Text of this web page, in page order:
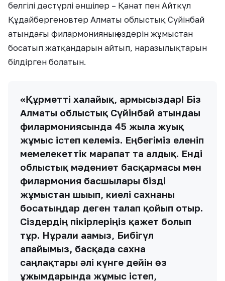
белгілі дәстүрлі әншілер – Қанат пен Айткүл
Құдайбергеновтер Алматы облыстық Сүйінбай
атындағы филармонияның өздерін жұмыстан
босатып жатқандарын айтып, наразылықтарын
білдірген болатын.
«Құрметті халайық, армысыздар! Біз
Алматы облыстық Сүйінбай атындағы
филармониясында 45 жылға жуық
жұмыс істеп келеміз. Еңбегіміз еленіп
мемелекеттік марапат та алдық. Енді
облыстық мәдениет басқармасы мен
филармония басшылары бізді
жұмыстан шығып, киелі сахнаны
босатыңдар деген талап қойып отыр.
Сіздердің пікірлеріңіз қажет болып
тұр. Нұрғали ағамыз, Бибігүл
апайымыз, басқада сахна
саңлақтары әлі күнге дейін өз
ұжымдарында жұмыс істеп,